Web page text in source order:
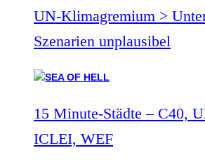
UN-Klimagremium >
Szenarien unplausibel
15 Minute-Städte – C40,
ICLEI, WEF